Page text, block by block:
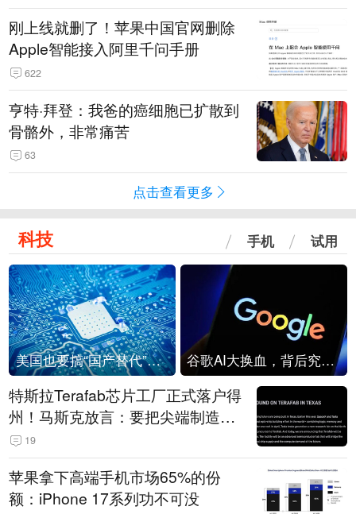
刚上线就删了！苹果中国官网删除
Apple智能接入阿里千问手册
622
亨特·拜登：我爸的癌细胞已扩散到
骨骼外，非常痛苦
63
点击查看更多
科技 手机 试用
美国也要搞“国产替代”？先算清三笔账 谷歌AI大换血，背后究竟发生了什么？
特斯拉Terafab芯片工厂正式落户得
州！马斯克放言：要把尖端制造带
回美国
19
苹果拿下高端手机市场65%的份
额：iPhone 17系列功不可没